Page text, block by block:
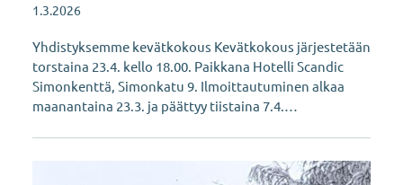
1.3.2026
Yhdistyksemme kevätkokous Kevätkokous järjestetään
torstaina 23.4. kello 18.00. Paikkana Hotelli Scandic
Simonkenttä, Simonkatu 9. Ilmoittautuminen alkaa
maanantaina 23.3. ja päättyy tiistaina 7.4.…